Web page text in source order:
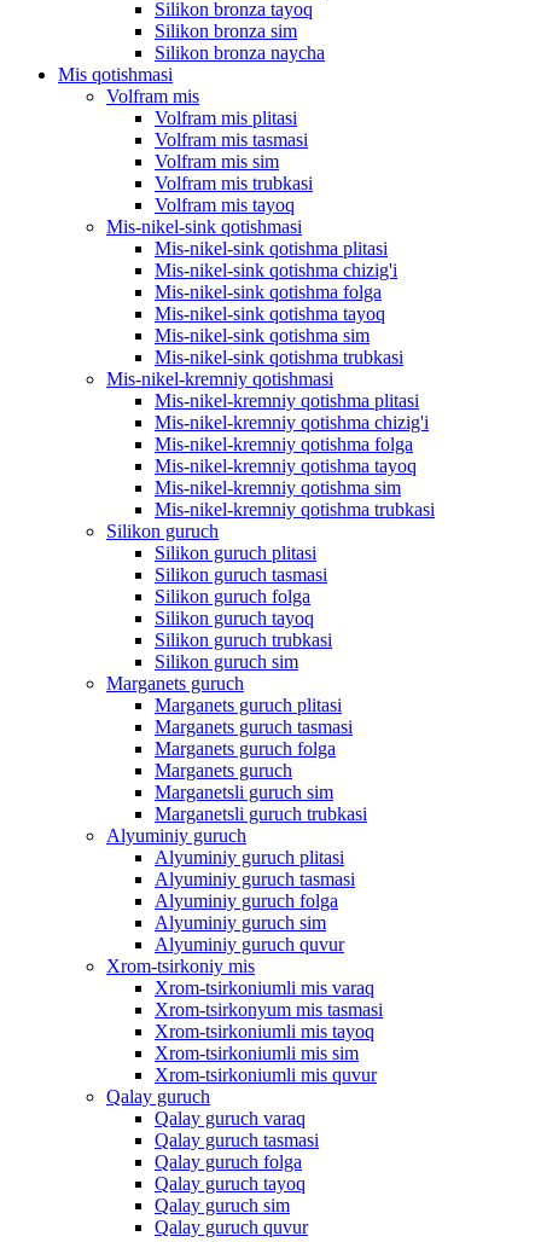
Silikon bronza tayoq
Silikon bronza sim
Silikon bronza naycha
Mis qotishmasi
Volfram mis
Volfram mis plitasi
Volfram mis tasmasi
Volfram mis sim
Volfram mis trubkasi
Volfram mis tayoq
Mis-nikel-sink qotishmasi
Mis-nikel-sink qotishma plitasi
Mis-nikel-sink qotishma chizig'i
Mis-nikel-sink qotishma folga
Mis-nikel-sink qotishma tayoq
Mis-nikel-sink qotishma sim
Mis-nikel-sink qotishma trubkasi
Mis-nikel-kremniy qotishmasi
Mis-nikel-kremniy qotishma plitasi
Mis-nikel-kremniy qotishma chizig'i
Mis-nikel-kremniy qotishma folga
Mis-nikel-kremniy qotishma tayoq
Mis-nikel-kremniy qotishma sim
Mis-nikel-kremniy qotishma trubkasi
Silikon guruch
Silikon guruch plitasi
Silikon guruch tasmasi
Silikon guruch folga
Silikon guruch tayoq
Silikon guruch trubkasi
Silikon guruch sim
Marganets guruch
Marganets guruch plitasi
Marganets guruch tasmasi
Marganets guruch folga
Marganets guruch
Marganetsli guruch sim
Marganetsli guruch trubkasi
Alyuminiy guruch
Alyuminiy guruch plitasi
Alyuminiy guruch tasmasi
Alyuminiy guruch folga
Alyuminiy guruch sim
Alyuminiy guruch quvur
Xrom-tsirkoniy mis
Xrom-tsirkoniumli mis varaq
Xrom-tsirkonyum mis tasmasi
Xrom-tsirkoniumli mis tayoq
Xrom-tsirkoniumli mis sim
Xrom-tsirkoniumli mis quvur
Qalay guruch
Qalay guruch varaq
Qalay guruch tasmasi
Qalay guruch folga
Qalay guruch tayoq
Qalay guruch sim
Qalay guruch quvur